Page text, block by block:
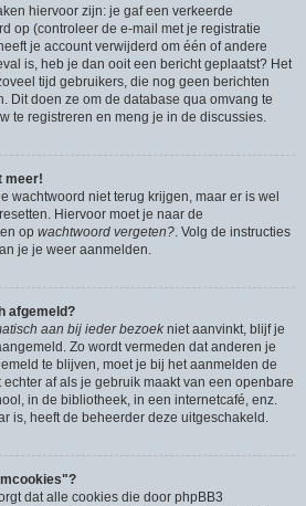
hiervoor zijn: je gaf een verkeerde
op (controleer de e-mail met je registratie
je account verwijderd om één of andere
is, heb je dan ooit een bericht geplaatst? Het
tijd gebruikers, die nog geen berichten
Dit doen ze om de database qua omvang te
te registreren en meng je in de discussies.
meer!
wachtwoord niet terug krijgen, maar er is wel
Hiervoor moet je naar de
op wachtwoord vergeten?. Volg de instructies
je je weer aanmelden.
afgemeld?
aan bij ieder bezoek niet aanvinkt, blijf je
Zo wordt vermeden dat anderen je
te blijven, moet je bij het aanmelden de
af als je gebruik maakt van een openbare
in de bibliotheek, in een internetcafé, enz.
is, heeft de beheerder deze uitgeschakeld.
dat alle cookies die door phpBB3